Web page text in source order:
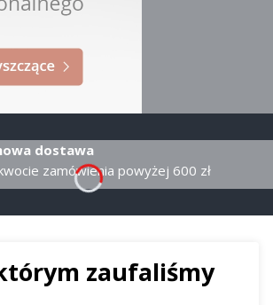
dostawa
zamówienia powyżej 600 zł
zaufaliśmy